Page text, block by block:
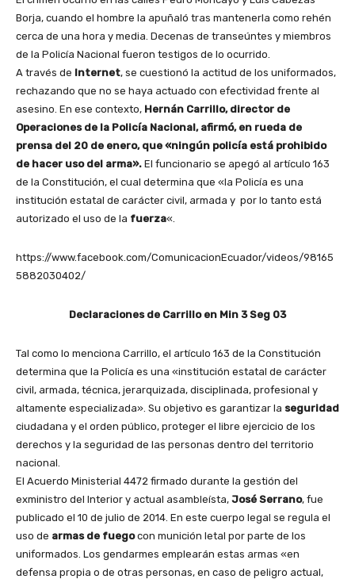
Borja, cuando el hombre la apuñaló tras mantenerla como rehén
cerca de una hora y media. Decenas de transeúntes y miembros
de la Policía Nacional fueron testigos de lo ocurrido.
A través de Internet, se cuestionó la actitud de los uniformados,
rechazando que no se haya actuado con efectividad frente al
asesino. En ese contexto, Hernán Carrillo, director de
Operaciones de la Policía Nacional, afirmó, en rueda de
prensa del 20 de enero, que «ningún policía está prohibido
de hacer uso del arma». El funcionario se apegó al artículo 163
de la Constitución, el cual determina que «la Policía es una
institución estatal de carácter civil, armada y por lo tanto está
autorizado el uso de la fuerza«.
https://www.facebook.com/ComunicacionEcuador/videos/98165
5882030402/
Declaraciones de Carrillo en Min 3 Seg 03
Tal como lo menciona Carrillo, el artículo 163 de la Constitución
determina que la Policía es una «institución estatal de carácter
civil, armada, técnica, jerarquizada, disciplinada, profesional y
altamente especializada». Su objetivo es garantizar la seguridad
ciudadana y el orden público, proteger el libre ejercicio de los
derechos y la seguridad de las personas dentro del territorio
nacional.
El Acuerdo Ministerial 4472 firmado durante la gestión del
exministro del Interior y actual asambleísta, José Serrano, fue
publicado el 10 de julio de 2014. En este cuerpo legal se regula el
uso de armas de fuegocon munición letal por parte de los
uniformados. Los gendarmes emplearán estas armas «en
defensa propia o de otras personas, en caso de peligro actual,